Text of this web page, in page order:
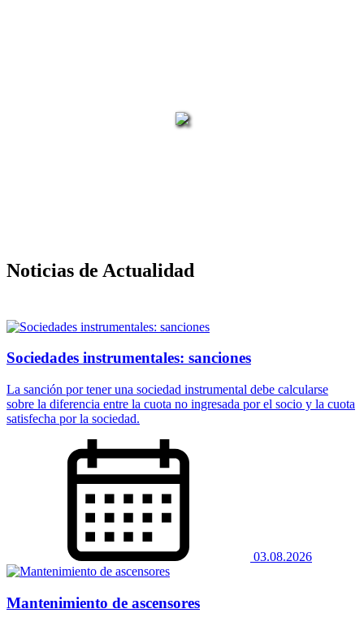
Noticias de Actualidad
Sociedades instrumentales: sanciones
La sanción por tener una sociedad instrumental debe calcularse
sobre la diferencia entre la cuota no ingresada por el socio y la cuota
satisfecha por la sociedad.
03.08.2026
Mantenimiento de ascensores